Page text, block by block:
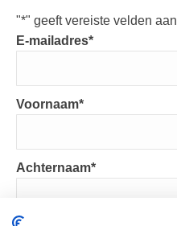
"*" geeft vereiste velden aan
E-mailadres*
Voornaam*
Achternaam*